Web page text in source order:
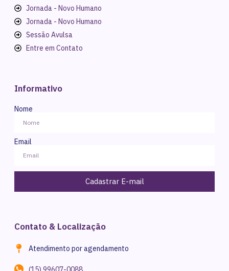
Jornada - Novo Humano
Jornada - Novo Humano
Sessão Avulsa
Entre em Contato
Informativo
Nome
Email
Cadastrar E-mail
Contato & Localização
Atendimento por agendamento